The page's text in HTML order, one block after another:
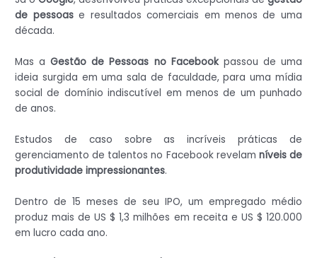
de pessoase resultados comerciais em menos de uma
década.
Mas aGestão de Pessoas no Facebookpassou de uma
ideia surgida em uma sala de faculdade, para uma mídia
social de domínio indiscutível em menos de um punhado
de anos.
Estudos de caso sobre as incríveis práticas de
gerenciamento de talentos no Facebook revelam níveis de
produtividade impressionantes.
Dentro de 15 meses de seu IPO, um empregado médio
produz mais de US $ 1,3 milhões em receita e US $ 120.000
em lucro cada ano.